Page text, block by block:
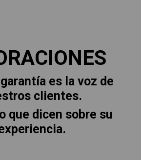
es la voz de
clientes.
que dicen sobre su